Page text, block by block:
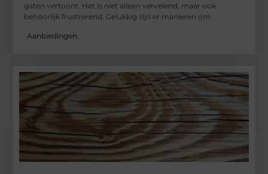
gaten vertoont. Het is niet alleen vervelend, maar ook
behoorlijk frustrerend. Gelukkig zijn er manieren om
Aanbiedingen